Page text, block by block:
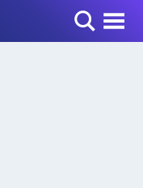
Toggle Menu